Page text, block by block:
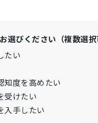
選びください（複数選択
たい
知度を高めたい
受けたい
入手したい